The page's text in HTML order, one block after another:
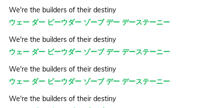
We're the builders of their destiny
ウェー ダー ビーウダー ゾーブ デー デーステーニー
We're the builders of their destiny
ウェー ダー ビーウダー ゾーブ デー デーステーニー
We're the builders of their destiny
ウェー ダー ビーウダー ゾーブ デー デーステーニー
We're the builders of their destiny